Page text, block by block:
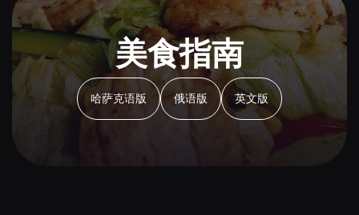
美食指南
哈萨克语版 俄语版 英文版